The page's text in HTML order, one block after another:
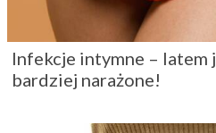
Infekcje intymne – latem
bardziej narażone!